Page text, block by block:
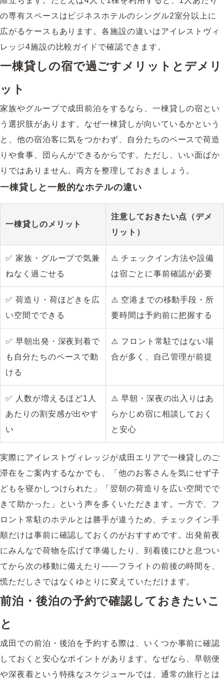
の専有スペースはビジネスホテルのシングル2室分以上に
広がるケースもあります。各施設の違いはアイレストヴィ
レッジ4施設の比較ガイド で確認できます。
一棟貸しの宿で過ごすメリットとデメリ
ット
家族やグループで成田前泊をするなら、一棟貸しの宿とい
う選択肢があります。なぜ一棟貸しが向いているかという
と、他の宿泊客に気をつかわず、自分たちのペースで荷造
りや食事、団らんができるからです。ただし、いい面ばか
りではありません。両方を整理しておきましょう。
一棟貸しと一般的なホテルの違い
一棟貸しのメリット
注意しておきたい点（デメ
リット）
✅ 家族・グループで気兼
ねなく過ごせる
⚠️ チェックイン方法や設備
は宿ごとに事前確認が必要
✅ 荷造り・荷ほどきを広
い空間でできる
⚠️ 空港までの移動手段・所
要時間は予約前に把握する
✅ 早朝出発・深夜到着で
も自分たちのペースで動
ける
⚠️ フロント常駐ではない場
合が多く、自己管理が前提
✅ 人数が増えるほど1人
あたりの割安感が出やす
い
⚠️ 早朝・深夜の出入りはあ
らかじめ宿に相談しておく
と安心
実際にアイレストヴィレッジが成田エリアで一棟貸しのご
滞在をご案内するなかでも、「他のお客さんを気にせず子
どもを寝かしつけられた」「翌朝の荷造りを広い空間でで
きて助かった」という声を多くいただきます。一方で、フ
ロント常駐のホテルとは勝手が違うため、チェックイン手
順だけは事前に確認しておくのがおすすめです。出発前夜
にみんなで荷物を広げて準備したり、到着後にひと息つい
てから次の移動に備えたり——フライトの前後の時間を、
慌ただしさではなくゆとりに変えていただけます。
前泊・後泊の予約で確認しておきたいこ
と
成田での前泊・後泊を予約する際は、いくつか事前に確認
しておくと安心なポイントがあります。なぜなら、早朝便
や深夜着という特殊なスケジュールでは、通常の旅行とは